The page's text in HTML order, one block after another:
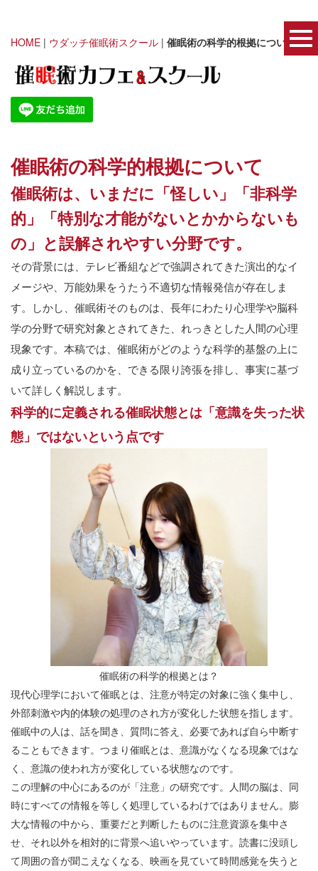
HOME | ウダッチ催眠術スクール | 催眠術の科学的根拠について
催眠術の科学的根拠について
催眠術は、いまだに「怪しい」「非科学
的」「特別な才能がないとかからないも
の」と誤解されやすい分野です。
その背景には、テレビ番組などで強調されてきた演出的なイ
メージや、万能効果をうたう不適切な情報発信が存在しま
す。しかし、催眠術そのものは、長年にわたり心理学や脳科
学の分野で研究対象とされてきた、れっきとした人間の心理
現象です。本稿では、催眠術がどのような科学的基盤の上に
成り立っているのかを、できる限り誇張を排し、事実に基づ
いて詳しく解説します。
科学的に定義される催眠状態とは「意識を失った状
態」ではないという点です
催眠術の科学的根拠とは？
現代心理学において催眠とは、注意が特定の対象に強く集中し、
外部刺激や内的体験の処理のされ方が変化した状態を指します。
催眠中の人は、話を聞き、質問に答え、必要であれば自ら中断す
ることもできます。つまり催眠とは、意識がなくなる現象ではな
く、意識の使われ方が変化している状態なのです。
この理解の中心にあるのが「注意」の研究です。人間の脳は、同
時にすべての情報を等しく処理しているわけではありません。膨
大な情報の中から、重要だと判断したものに注意資源を集中さ
せ、それ以外を相対的に背景へ追いやっています。読書に没頭し
て周囲の音が聞こえなくなる、映画を見ていて時間感覚を失うと